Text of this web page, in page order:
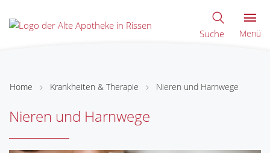
Suche Menü
Home Krankheiten & Therapie Nieren und Harnwege
Nieren und Harnwege